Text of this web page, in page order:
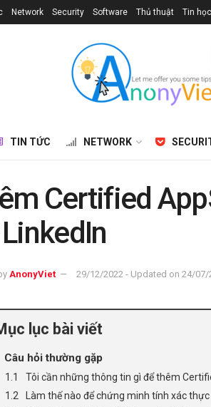
Network Security Software Thủ thuật Tin
TIN TỨC NETWORK
Certified
AnonyViet 29/12/2022 - Updated on 24/07/
lục bài viết
Câu hỏi thường gặp
Tôi cần những thông tin gì để thêm
Làm thế nào để chứng minh tính xác